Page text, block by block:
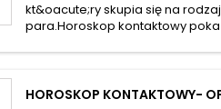
kt&oacute;ry skupia się na
para.Horoskop kontaktowy
HOROSKOP KONTAKTOWY-